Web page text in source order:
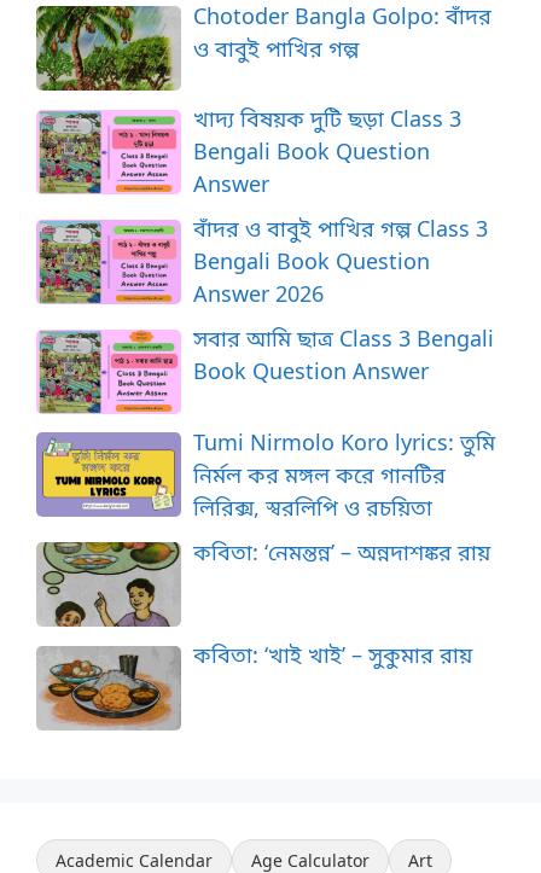
Chotoder Bangla Golpo: বাঁদর
ও বাবুই পাখির গল্প
খাদ্য বিষয়ক দুটি ছড়া Class 3
Bengali Book Question
Answer
বাঁদর ও বাবুই পাখির গল্প Class 3
Bengali Book Question
Answer 2026
সবার আমি ছাত্র Class 3 Bengali
Book Question Answer
Tumi Nirmolo Koro lyrics: তুমি
নির্মল কর মঙ্গল করে গানটির
লিরিক্স, স্বরলিপি ও রচয়িতা
কবিতা: ‘নেমন্তন্ন’ – অন্নদাশঙ্কর রায়
কবিতা: ‘খাই খাই’ – সুকুমার রায়
Academic Calendar Age Calculator
Art